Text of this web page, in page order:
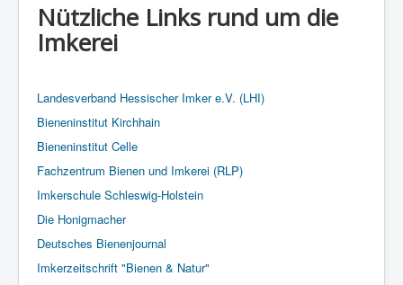
Nützliche Links rund um die
Imkerei
Landesverband Hessischer Imker e.V. (LHI)
Bieneninstitut Kirchhain
Bieneninstitut Celle
Fachzentrum Bienen und Imkerei (RLP)
Imkerschule Schleswig-Holstein
Die Honigmacher
Deutsches Bienenjournal
Imkerzeitschrift "Bienen & Natur"